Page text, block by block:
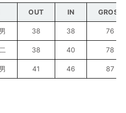
OUT IN GROSS
38 38 76
38 40 78
41 46 87